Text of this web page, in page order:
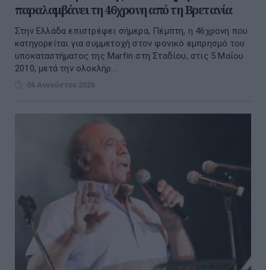
παραλαμβάνει τη 46χρονη από τη Βρετανία
Στην Ελλάδα επιστρέφει σήμερα, Πέμπτη, η 46χρονη που
κατηγορείται για συμμετοχή στον φονικό εμπρησμό του
υποκαταστήματος της Marfin στη Σταδίου, στις 5 Μαΐου
2010, μετά την ολοκλήρ...
06 Αυγούστου 2026